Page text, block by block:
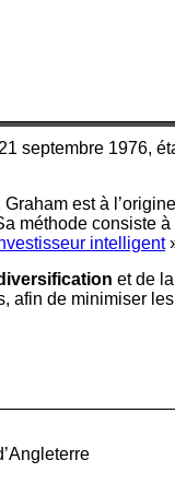
septembre 1976,
est à
méthode consiste
intelligent
et de la
de minimiser